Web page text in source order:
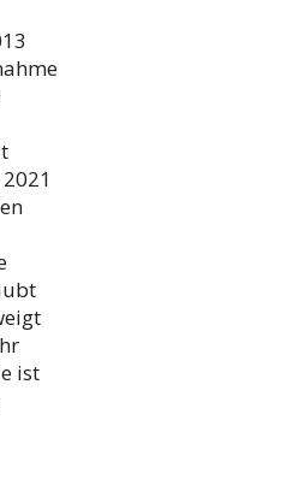
ist